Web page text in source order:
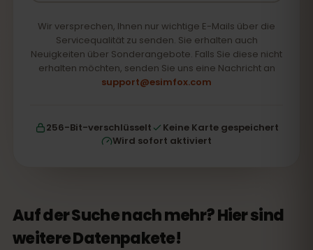
Wir versprechen, Ihnen nur wichtige E-Mails über die
Servicequalität zu senden. Sie erhalten auch
Neuigkeiten über Sonderangebote. Falls Sie diese nicht
erhalten möchten, senden Sie uns eine Nachricht an
support@esimfox.com
256-Bit-verschlüsselt
Keine Karte gespeichert
Wird sofort aktiviert
Auf der Suche nach mehr? Hier sind
weitere Datenpakete!